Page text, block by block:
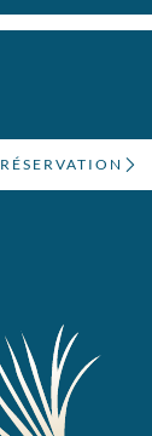
RÉSERVATION